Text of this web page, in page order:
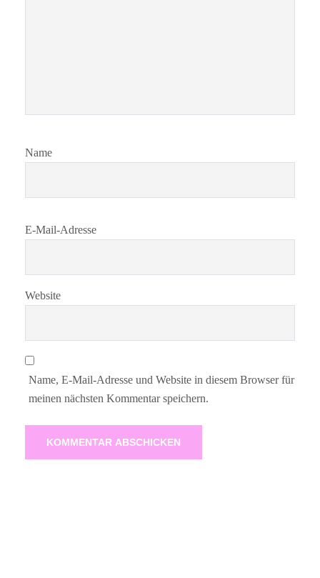
Name
E-Mail-Adresse
Website
Name, E-Mail-Adresse und Website in diesem Browser für
meinen nächsten Kommentar speichern.